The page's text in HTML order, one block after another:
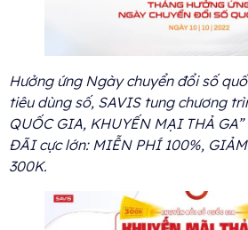
Hưởng ứng Ngày chuyển đổi số
tiêu dùng số, SAVIS tung chương
QUỐC GIA, KHUYẾN MẠI THẢ
ĐÃI cực lớn: MIỄN PHÍ 100%,
300K.